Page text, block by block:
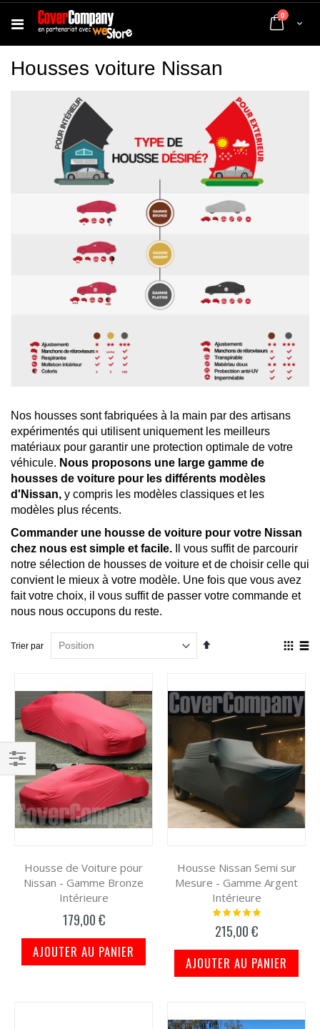
Cart
0 articles
Housses voiture Nissan
Nos housses sont fabriquées à la main par des artisans
expérimentés qui utilisent uniquement les meilleurs
matériaux pour garantir une protection optimale de votre
véhicule. Nous proposons une large gamme de
housses de voiture pour les différents modèles
d'Nissan, y compris les modèles classiques et les
modèles plus récents.
Commander une housse de voiture pour votre Nissan
chez nous est simple et facile. Il vous suffit de parcourir
notre sélection de housses de voiture et de choisir celle qui
convient le mieux à votre modèle. Une fois que vous avez
fait votre choix, il vous suffit de passer votre commande et
nous nous occupons du reste.
Trier par
Par
Housse de Voiture pour
Nissan - Gamme Bronze
Intérieure
179,00 €
AJOUTER AU PANIER
Housse Nissan Semi sur
Mesure - Gamme Argent
Intérieure
Notation:
215,00 €
AJOUTER AU PANIER
Filtrer
par